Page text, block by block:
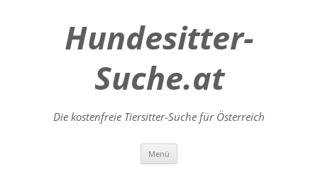
Hundesitter-
Suche.at
Die kostenfreie Tiersitter-Suche für Österreich
Menü